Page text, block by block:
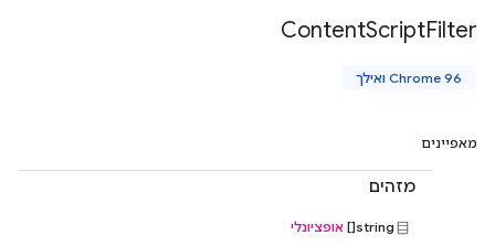
ContentScriptFilter
Chrome 96 ואילך
מאפיינים
מזהים
string[] אופציונלי